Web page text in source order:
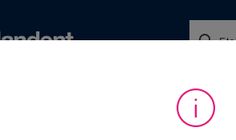
Kirjaudu sisään nähdäksesi hinnat. Tarvitsetko